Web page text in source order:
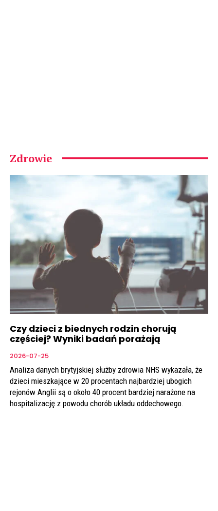
Zdrowie
Czy dzieci z biednych rodzin chorują
częściej? Wyniki badań porażają
2026-07-25
Analiza danych brytyjskiej służby zdrowia NHS wykazała, że
dzieci mieszkające w 20 procentach najbardziej ubogich
rejonów Anglii są o około 40 procent bardziej narażone na
hospitalizację z powodu chorób układu oddechowego.